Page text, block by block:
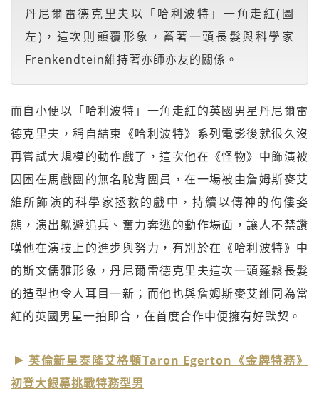
丹尼爾雷德克里夫以「哈利波特」一角走紅(圖
左)，這次則顛覆形象，蓄著一頭長髮與科學家
Frenkendtein維持著亦師亦友的關係。
而自小便以「哈利波特」一角走紅的英國男星丹尼爾雷
德克里夫，稱自結束《哈利波特》系列電影後就很久沒
再嘗試大規模的動作戲了，這次他在《怪物》中飾演被
囚困在馬戲團的無名駝背團員，在一場被由詹姆斯麥艾
維所飾演的科學家拯救的戲中，持續以傳神的佝僂姿
態，演出躲避追兵、奮力奔逃的動作場面，讓人不禁讚
嘆他在演技上的進步與努力，有別於在《哈利波特》中
的斯文儒雅形象，丹尼爾雷德克里夫這次一頭蓬鬆長髮
的造型也令人耳目一新；而他也與詹姆斯麥艾維同為當
紅的英國男星一拍即合，在首度合作中便擁有好默契。
英倫新星泰隆艾格頓Taron Egerton《金牌特務》
初登大銀幕挑戰特務型男